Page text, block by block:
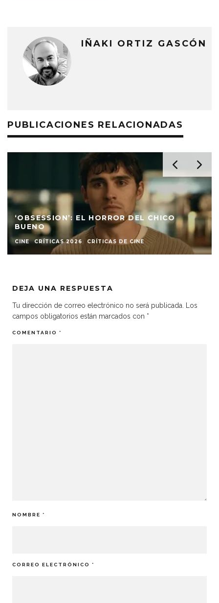
IÑAKI ORTIZ GASCÓN
PUBLICACIONES RELACIONADAS
OBSESSION: CONTRA EL CONTENIDO
CRÍTICAS 2026
DEJA UNA RESPUESTA
Tu dirección de correo electrónico no será publicada.
Los
campos obligatorios están marcados con *
COMENTARIO *
NOMBRE *
CORREO ELECTRÓNICO *